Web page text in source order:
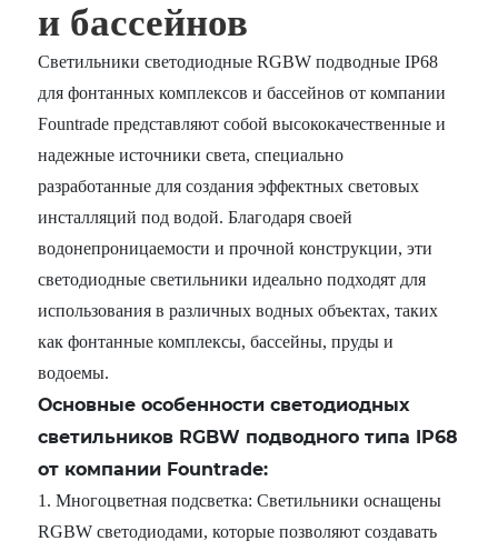
и бассейнов
Светильники светодиодные RGBW подводные IP68
для фонтанных комплексов и бассейнов от компании
Fountrade представляют собой высококачественные и
надежные источники света, специально
разработанные для создания эффектных световых
инсталляций под водой. Благодаря своей
водонепроницаемости и прочной конструкции, эти
светодиодные светильники идеально подходят для
использования в различных водных объектах, таких
как фонтанные комплексы, бассейны, пруды и
водоемы.
Основные особенности светодиодных
светильников RGBW подводного типа IP68
от компании Fountrade:
1. Многоцветная подсветка: Светильники оснащены
RGBW светодиодами, которые позволяют создавать